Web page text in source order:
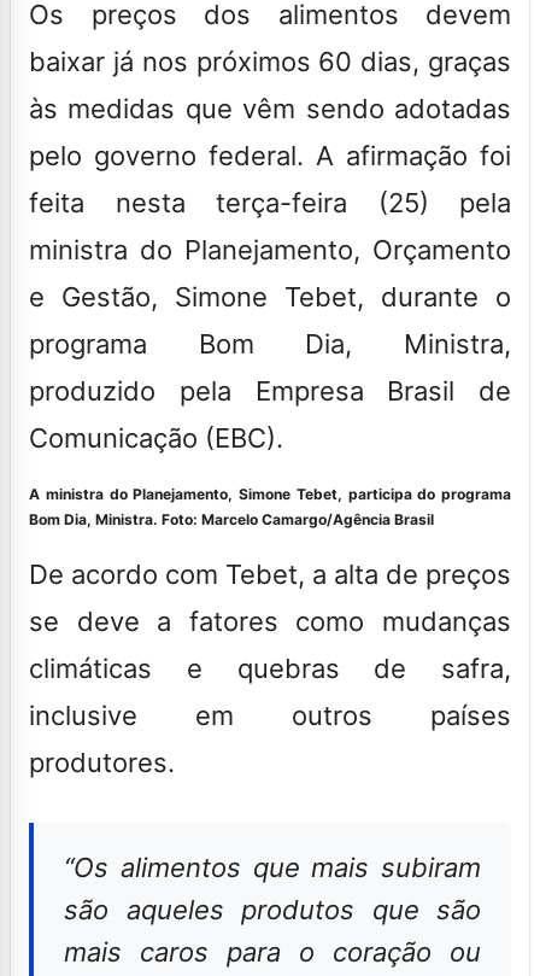
Os preços dos alimentos devem
baixar já nos próximos 60 dias, graças
às medidas que vêm sendo adotadas
pelo governo federal. A afirmação foi
feita nesta terça-feira (25) pela
ministra do Planejamento, Orçamento
e Gestão, Simone Tebet, durante o
programa Bom Dia, Ministra,
produzido pela Empresa Brasil de
Comunicação (EBC).
A ministra do Planejamento, Simone Tebet, participa do programa
Bom Dia, Ministra. Foto: Marcelo Camargo/Agência Brasil
De acordo com Tebet, a alta de preços
se deve a fatores como mudanças
climáticas e quebras de safra,
inclusive em outros países
produtores.
“Os alimentos que mais subiram
são aqueles produtos que são
mais caros para o coração ou